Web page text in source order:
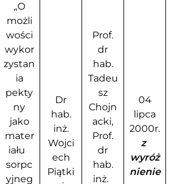
„O
możli
wości
wykor
zystan
ia
pekty
ny
jako
mater
iału
sorpc
yjneg
Dr
hab.
inż.
Wojci
ech
Piątki
Prof.
dr
hab.
Tadeu
sz
Chojn
acki,
Prof.
dr
hab.
inż.
04
lipca
2000r.
z
wyróż
nienie